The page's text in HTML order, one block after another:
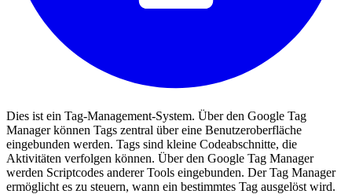
Dies ist ein Tag-Management-System. Über den Google Tag
Manager können Tags zentral über eine Benutzeroberfläche
eingebunden werden. Tags sind kleine Codeabschnitte, die
Aktivitäten verfolgen können. Über den Google Tag Manager
werden Scriptcodes anderer Tools eingebunden. Der Tag Manager
ermöglicht es zu steuern, wann ein bestimmtes Tag ausgelöst wird.